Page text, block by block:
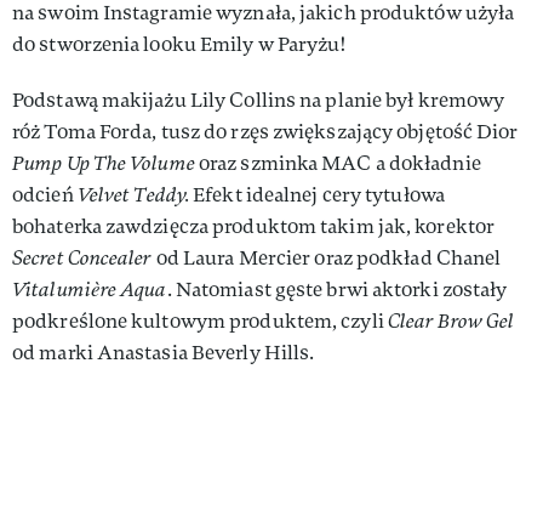
na swoim Instagramie wyznała, jakich produktów użyła
do stworzenia looku Emily w Paryżu!
Podstawą makijażu Lily Collins na planie był kremowy
róż Toma Forda, tusz do rzęs zwiększający objętość Dior
Pump Up The Volumeoraz szminka MAC a dokładnie
odcieńVelvet Teddy.Efekt idealnej cery tytułowa
bohaterka zawdzięcza produktom takim jak, korektor
Secret Concealerod Laura Mercier oraz podkład Chanel
Vitalumière Aqua. Natomiast gęste brwi aktorki zostały
podkreślone kultowym produktem, czyliClear Brow Gel
od marki Anastasia Beverly Hills.